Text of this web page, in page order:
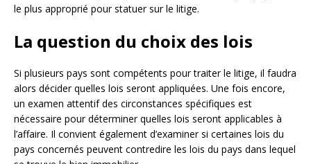
le plus approprié pour statuer sur le litige.
La question du choix des lois
Si plusieurs pays sont compétents pour traiter le litige, il faudra
alors décider quelles lois seront appliquées. Une fois encore,
un examen attentif des circonstances spécifiques est
nécessaire pour déterminer quelles lois seront applicables à
l’affaire. Il convient également d’examiner si certaines lois du
pays concernés peuvent contredire les lois du pays dans lequel